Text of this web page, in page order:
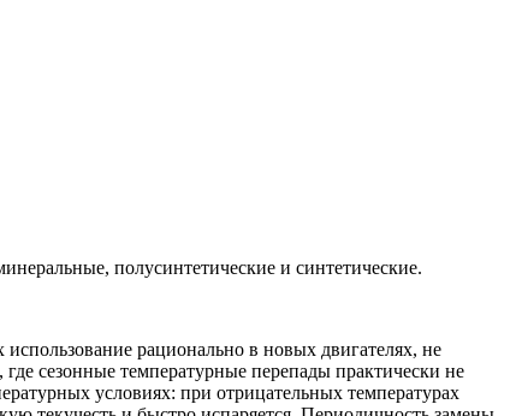
полусинтетические и синтетические.
рационально в новых двигателях, не
сезонные температурные перепады практически не
условиях: при отрицательных температурах